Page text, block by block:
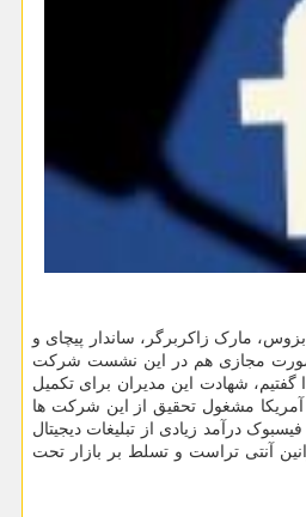
آمریکایی شهادت می دهند. جف بزوس، مارک زاکربرگر، ساندار پیچای و
صورت مجازی هم در این نشست شرکت
گفتیم، شهادت این مدیران برای تکمیل
دادگستری آمریکا مشغول تحقیق از این شرکت ها
درآمد زیادی از تبلیغات دیجیتال
آنتی تراست و تسلط بر بازار تحت